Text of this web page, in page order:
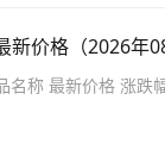
价格（2026年
名称 最新价格 涨跌